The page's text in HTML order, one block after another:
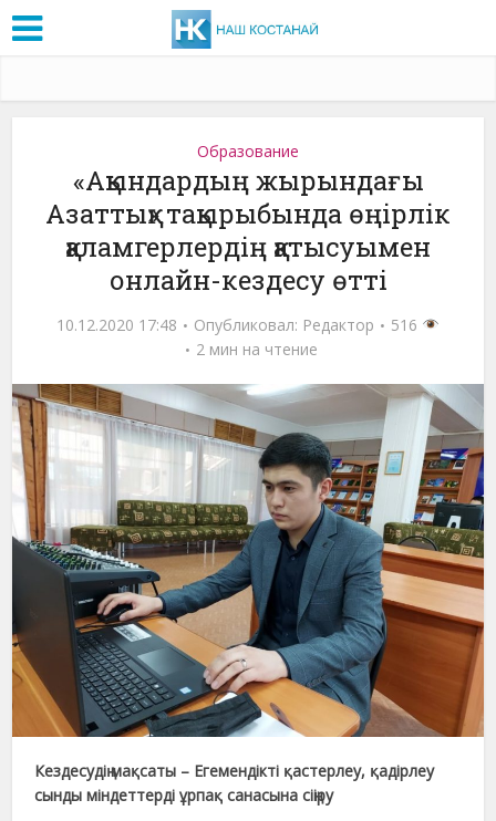
Образование
«Ақындардың жырындағы
Азаттық» тақырыбында өңірлік
қаламгерлердің қатысуымен
онлайн-кездесу өтті
10.12.2020 17:48 Опубликовал: Редактор
516
2 мин на чтение
Кездесудің мақсаты – Егемендікті қастерлеу, қадірлеу
сынды міндеттерді ұрпақ санасына сіңіру